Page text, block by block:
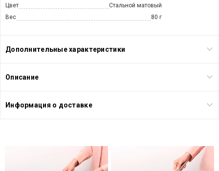
Цвет
Стальной матовый
Вес
80 г
Дополнительные характеристики
Описание
Информация о доставке